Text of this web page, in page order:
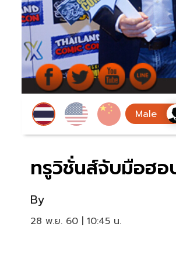
ทรูวิชั่นส์จับมือฮ
By
28 พ.ย. 60 | 10:45 น.